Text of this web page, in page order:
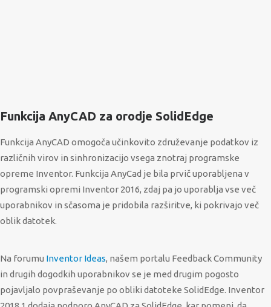
Funkcija AnyCAD za orodje SolidEdge
Funkcija AnyCAD omogoča učinkovito združevanje podatkov iz
različnih virov in sinhronizacijo vsega znotraj programske
opreme Inventor. Funkcija AnyCad je bila prvič uporabljena v
programski opremi Inventor 2016, zdaj pa jo uporablja vse več
uporabnikov in sčasoma je pridobila razširitve, ki pokrivajo več
oblik datotek.
Na forumu Inventor Ideas, našem portalu Feedback Community
in drugih dogodkih uporabnikov se je med drugim pogosto
pojavljalo povpraševanje po obliki datoteke SolidEdge. Inventor